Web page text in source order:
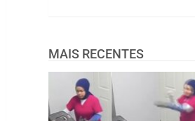
MAIS RECENTES